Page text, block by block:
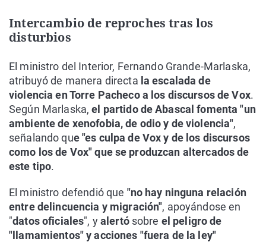
Intercambio de reproches tras los
disturbios
El ministro del Interior, Fernando Grande-Marlaska,
atribuyó de manera directa la escalada de
violencia en Torre Pacheco a los discursos de Vox.
Según Marlaska, el partido de Abascal fomenta "un
ambiente de xenofobia, de odio y de violencia",
señalando que "es culpa de Vox y de los discursos
como los de Vox" que se produzcan altercados de
este tipo.
El ministro defendió que "no hay ninguna relación
entre delincuencia y migración", apoyándose en
"datos oficiales", yalertó sobre el peligro de
"llamamientos" y acciones "fuera de la ley"